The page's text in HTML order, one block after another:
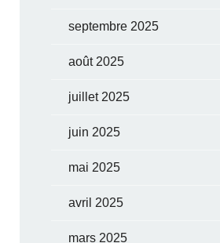
septembre 2025
août 2025
juillet 2025
juin 2025
mai 2025
avril 2025
mars 2025